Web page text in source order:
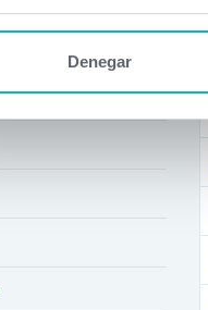
Denegar